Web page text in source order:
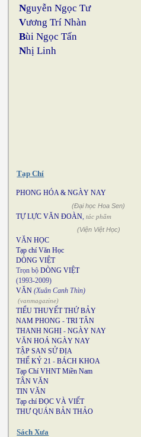
Nguyễn Ngọc Tư
Vương Trí Nhàn
Bùi Ngọc Tấn
Nhị Linh
Tạp Chí
PHONG HÓA & NGÀY NAY
(Đại học Hoa Sen)
TỰ LỰC VĂN ĐOÀN, tác phẩm
(Viện Việt Học)
VĂN HỌC
Tạp chí Văn Học
DÒNG VIỆT
Trọn bộ DÒNG VIỆT
(1993-2009)
VĂN (Xuân Canh Thìn)
(vanmagazine)
TIỂU THUYẾT THỨ BẢY
NAM PHONG - TRI TÂN
THANH NGHỊ - NGÀY NAY
VĂN HOÁ NGÀY NAY
TẬP SAN SỬ ĐỊA
THẾ KỶ 21 - BÁCH KHOA
Tạp Chí VHNT Miền Nam
TÂN VĂN
TIN VĂN
Tạp chí ĐỌC VÀ VIẾT
THƯ QUÁN BẢN THẢO
Sách Xưa